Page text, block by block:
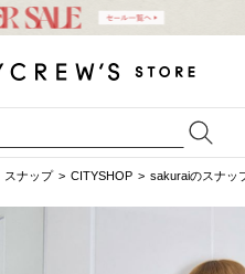
スナップ CITYSHOP sakuraiのスナッ